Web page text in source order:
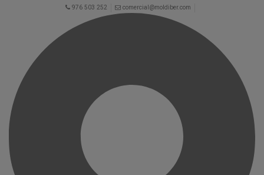
976 503 252 comercial@moldiber.com